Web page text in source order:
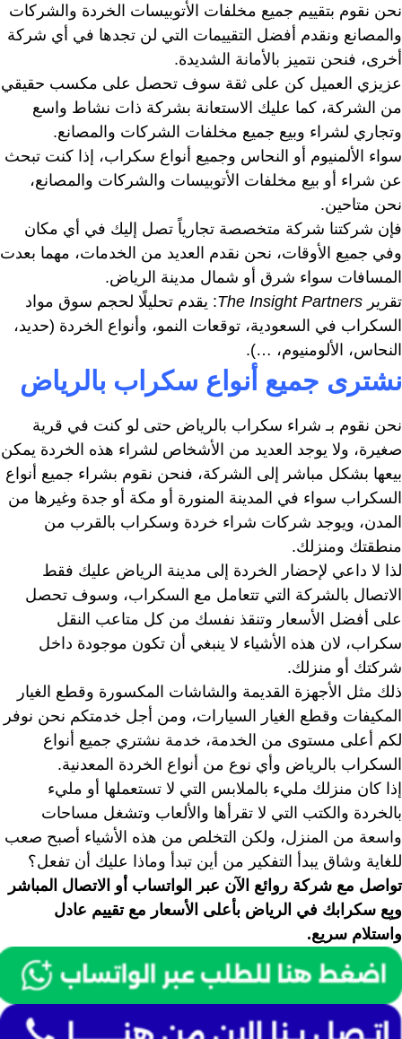
نحن نقوم بتقييم جميع مخلفات الأتوبيسات الخردة والشركات
والمصانع ونقدم أفضل التقييمات التي لن تجدها في أي شركة
أخرى، فنحن نتميز بالأمانة الشديدة.
عزيزي العميل كن على ثقة سوف تحصل على مكسب حقيقي
من الشركة، كما عليك الاستعانة بشركة ذات نشاط واسع
وتجاري لشراء وبيع جميع مخلفات الشركات والمصانع.
سواء الألمنيوم أو النحاس وجميع أنواع سكراب، إذا كنت تبحث
عن شراء أو بيع مخلفات الأتوبيسات والشركات والمصانع،
نحن متاحين.
فإن شركتنا شركة متخصصة تجارياً تصل إليك في أي مكان
وفي جميع الأوقات، نحن نقدم العديد من الخدمات، مهما بعدت
المسافات سواء شرق أو شمال مدينة الرياض.
تقرير The Insight Partners: يقدم تحليلًا لحجم سوق مواد
السكراب في السعودية، توقعات النمو، وأنواع الخردة (حديد،
النحاس، الألومنيوم، …).
نشترى جميع أنواع سكراب بالرياض
نحن نقوم بـ شراء سكراب بالرياض حتى لو كنت في قرية
صغيرة، ولا يوجد العديد من الأشخاص لشراء هذه الخردة يمكن
بيعها بشكل مباشر إلى الشركة، فنحن نقوم بشراء جميع أنواع
السكراب سواء في المدينة المنورة أو مكة أو جدة وغيرها من
المدن، ويوجد شركات شراء خردة وسكراب بالقرب من
منطقتك ومنزلك.
لذا لا داعي لإحضار الخردة إلى مدينة الرياض عليك فقط
الاتصال بالشركة التي تتعامل مع السكراب، وسوف تحصل
على أفضل الأسعار وتنقذ نفسك من كل متاعب النقل
سكراب، لان هذه الأشياء لا ينبغي أن تكون موجودة داخل
شركتك أو منزلك.
ذلك مثل الأجهزة القديمة والشاشات المكسورة وقطع الغيار
المكيفات وقطع الغيار السيارات، ومن أجل خدمتكم نحن نوفر
لكم أعلى مستوى من الخدمة، خدمة نشتري جميع أنواع
السكراب بالرياض وأي نوع من أنواع الخردة المعدنية.
إذا كان منزلك مليء بالملابس التي لا تستعملها أو مليء
بالخردة والكتب التي لا تقرأها والألعاب وتشغل مساحات
واسعة من المنزل، ولكن التخلص من هذه الأشياء أصبح صعب
للغاية وشاق يبدأ التفكير من أين تبدأ وماذا عليك أن تفعل؟
تواصل مع شركة روائع الآن عبر الواتساب أو الاتصال المباشر
وبِع سكرابك في الرياض بأعلى الأسعار مع تقييم عادل
واستلام سريع.